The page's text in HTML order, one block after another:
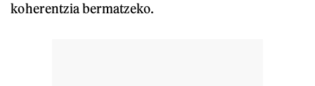
koherentzia bermatzeko.